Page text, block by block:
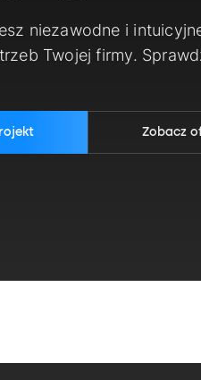
niezawodne i
Twojej firmy.
Zobacz